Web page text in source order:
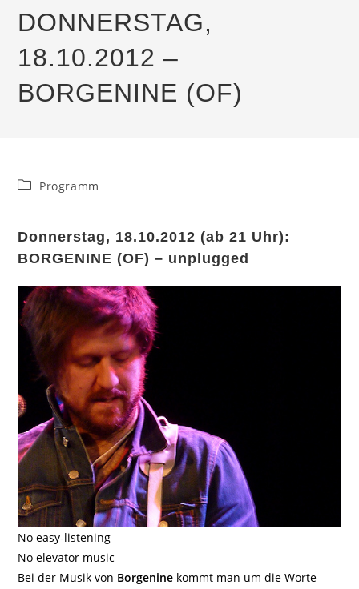
DONNERSTAG,
18.10.2012 –
BORGENINE (OF)
Beitrags-
Programm
Donnerstag, 18.10.2012 (ab 21 Uhr):
BORGENINE (OF) – unplugged
No easy-listening
No elevator music
Bei der Musik von Borgenine kommt man um die Worte